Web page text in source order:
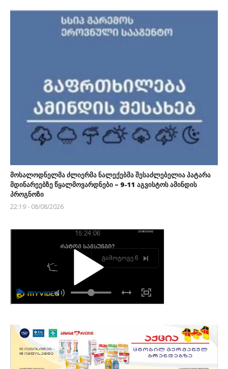
მოსალოდნელმა ძლიერმა ნალექებმა შესაძლებელია პატარა
მდინარეებზე წყალმოვარდნები – 9-11 აგვისტოს ამინდის
პროგნოზი
22:19 - 08/08/2026